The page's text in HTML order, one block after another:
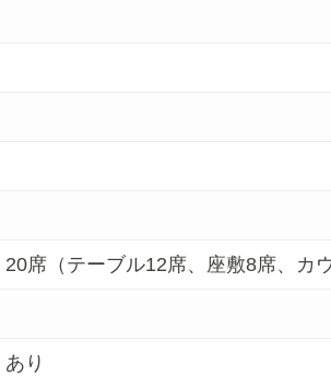
20席（テーブル12席、座敷8席、カ
あり